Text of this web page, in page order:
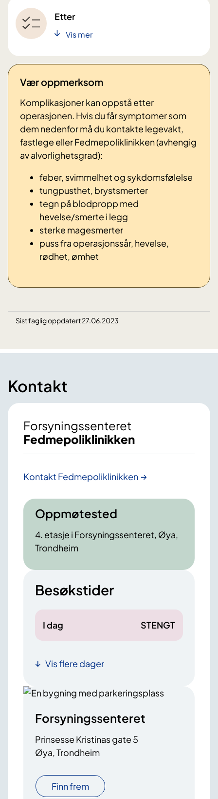
Etter
Vis mer
Vær oppmerksom
Komplikasjoner kan oppstå etter
operasjonen. Hvis du får symptomer som
dem nedenfor må du kontakte legevakt,
fastlege eller Fedmepoliklinikken (avhengig
av alvorlighetsgrad):
feber, svimmelhet og sykdomsfølelse
tungpusthet, brystsmerter
tegn på blodpropp med
hevelse/smerte i legg
sterke magesmerter
puss fra operasjonssår, hevelse,
rødhet, ømhet
Sist faglig oppdatert 27.06.2023
Kontakt
Forsyningssenteret
Fedmepoliklinikken
Kontakt Fedmepoliklinikken
Oppmøtested
4. etasje i Forsyningssenteret, Øya,
Trondheim
Besøkstider
I dag STENGT
Vis flere dager
Forsyningssenteret
Prinsesse Kristinas gate 5
Øya, Trondheim
Finn frem